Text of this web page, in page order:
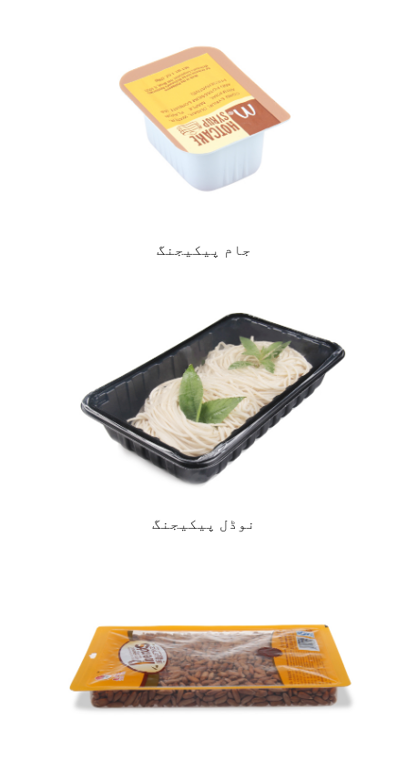
جام پیکیجنگ
نوڈل پیکیجنگ